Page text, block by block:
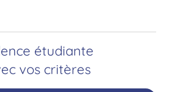
étudiante
vos critères